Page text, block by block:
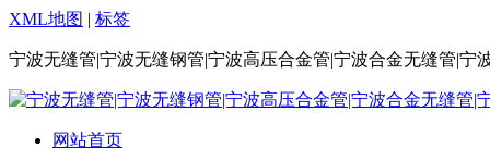
XML地图 | 标签
宁波无缝管|宁波无缝钢管|宁波高压合金管|宁波合金无缝管|
网站首页